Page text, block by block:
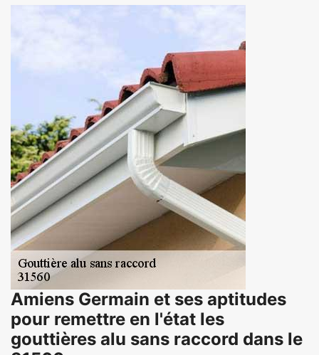
Amiens Germain et ses aptitudes
pour remettre en l'état les
gouttières alu sans raccord dans le